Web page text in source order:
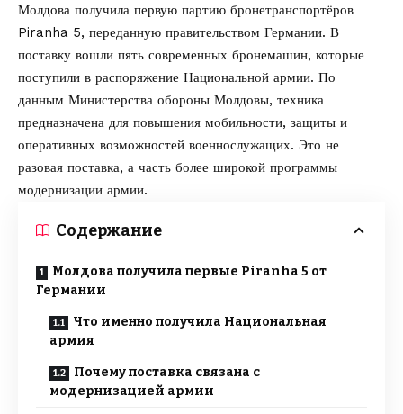
Молдова получила первую партию бронетранспортёров
Piranha 5, переданную правительством Германии. В
поставку вошли пять современных бронемашин, которые
поступили в распоряжение Национальной армии. По
данным Министерства обороны Молдовы, техника
предназначена для повышения мобильности, защиты и
оперативных возможностей военнослужащих. Это не
разовая поставка, а часть более широкой программы
модернизации армии.
Содержание
Молдова получила первые Piranha 5 от
Германии
Что именно получила Национальная
армия
Почему поставка связана с
модернизацией армии